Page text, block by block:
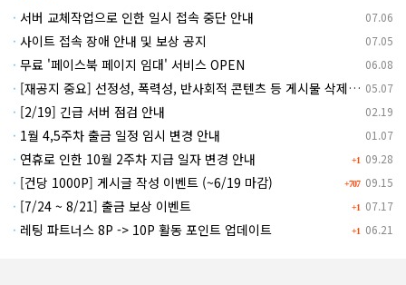
07.06
· 서버 교체작업으로 인한 일시 접속 중단 안내
07.05
· 사이트 접속 장애 안내 및 보상 공지
06.08
· 무료 '페이스북 페이지 임대' 서비스 OPEN
05.07
· [재공지 중요] 선정성, 폭력성, 반사회적 콘텐츠 등 게시물 삭제 엄중 조치 안내
02.19
· [2/19] 긴급 서버 점검 안내
01.07
· 1월 4,5주차 출금 일정 임시 변경 안내
+1 09.28
· 연휴로 인한 10월 2주차 지급 일자 변경 안내
+707 09.15
· [건당 1000P] 게시글 작성 이벤트 (~6/19 마감)
+1 07.17
· [7/24 ~ 8/21] 출금 보상 이벤트
+1 06.21
· 레팅 파트너스 8P -> 10P 활동 포인트 업데이트